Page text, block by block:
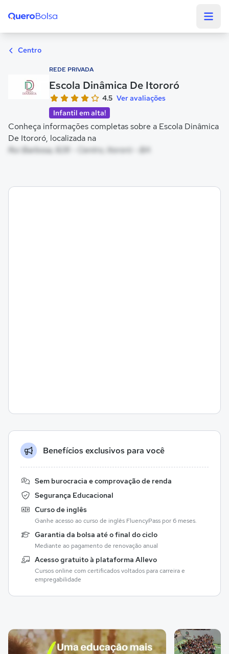
Centro
REDE PRIVADA
Escola Dinâmica De Itororó
4.5 Ver avaliações
Infantil em alta!
Conheça informações completas sobre a Escola Dinâmica
De Itororó, localizada na
Rui Barbosa, 828 - Centro, Itororó - BA
Benefícios exclusivos para você
Sem burocracia e comprovação de renda
Segurança Educacional
Curso de inglês
Ganhe acesso ao curso de inglês FluencyPass por 6 meses.
Garantia da bolsa até o final do ciclo
Mediante ao pagamento de renovação anual
Acesso gratuito à plataforma Allevo
Cursos online com certificados voltados para carreira e
empregabilidade
Galeria de imagem